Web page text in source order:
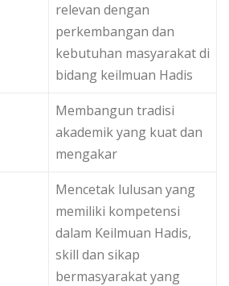
relevan dengan
perkembangan dan
kebutuhan masyarakat di
bidang keilmuan Hadis
Membangun tradisi
akademik yang kuat dan
mengakar
Mencetak lulusan yang
memiliki kompetensi
dalam Keilmuan Hadis,
skill dan sikap
bermasyarakat yang